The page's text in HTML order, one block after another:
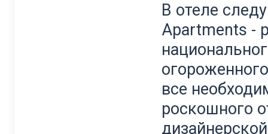
В отеле
Apartments -
все
роскошного